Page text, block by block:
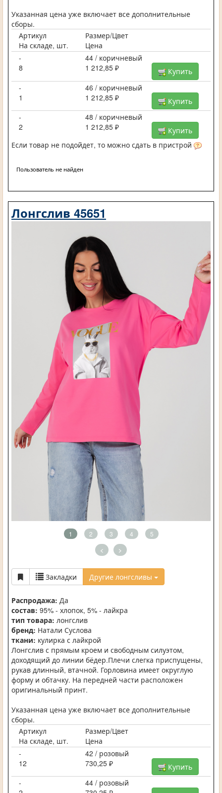
Указанная цена уже включает все дополнительные
сборы.
Артикул
Размер/Цвет
На складе, шт.
Цена
-
44 / коричневый
8
1 212,85 ₽
Купить
-
46 / коричневый
1
1 212,85 ₽
Купить
-
48 / коричневый
2
1 212,85 ₽
Купить
Если товар не подойдет, то можно сдать в пристрой
Пользователь не найден
Лонгслив 45651
1 2 3 4 5
< >
Закладки Другие лонгсливы
Распродажа: Да
состав: 95% - хлопок, 5% - лайкра
тип товара: лонгслив
бренд: Натали Суслова
ткани: кулирка с лайкрой
Лонгслив с прямым кроем и свободным силуэтом,
доходящий до линии бёдер.Плечи слегка приспущены,
рукав длинный, втачной. Горловина имеет округлую
форму и обтачку. На передней части расположен
оригинальный принт.
Указанная цена уже включает все дополнительные
сборы.
Артикул
Размер/Цвет
На складе, шт.
Цена
-
42 / розовый
12
730,25 ₽
Купить
-
44 / розовый